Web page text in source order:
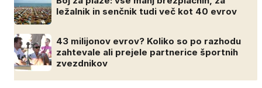
ležalnik in senčnik tudi več kot 40 evrov
43 milijonov evrov? Koliko so po razhodu
zahtevale ali prejele partnerice športnih
zvezdnikov